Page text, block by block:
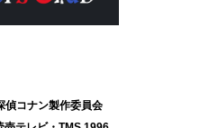
コナン製作委員会